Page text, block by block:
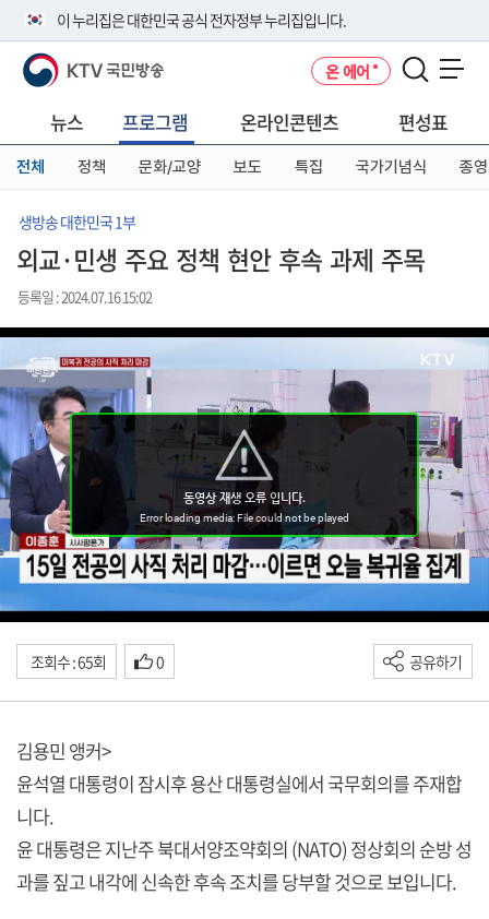
이 누리집은 대한민국 공식 전자정부 누리집입니다.
공식 누리집 주소 확인하기
니다.
이밖에 or.kr 또는 .kr등 다른 도메인 주소를 사용하고 있다면 아래 URL에
서 도메인 주소를 확인해 보세요
KTV 국민방송 온 에어
뉴스 프로그램 온라인콘텐츠 편성표
전체 정책 문화/교양 보도 특집 국가기념식 종영
생방송 대한민국 1부
외교·민생 주요 정책 현안 후속 과제 주목
등록일 : 2024.07.16 15:02
조회수 : 65회 0 공유하기
김용민 앵커>
윤석열 대통령이 잠시후 용산 대통령실에서 국무회의를 주재합
니다.
윤 대통령은 지난주 북대서양조약회의 (NATO) 정상회의 순방 성
과를 짚고 내각에 신속한 후속 조치를 당부할 것으로 보입니다.